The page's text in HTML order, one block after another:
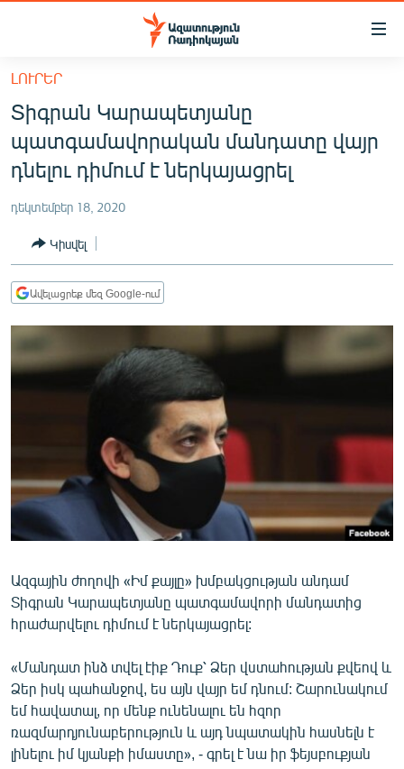
Մատչելիության
հիմնական
բովանդակությանը
հիմնական
մենյուին
ՀԱՅԱՍՏԱՆ
ՔԱՂԱՔԱԿԱՆ
ՀԱՍԱՐԱԿՈՒԹՅՈՒՆ
ՏՆՏԵՍՈՒԹՅՈՒՆ
ՂԱՐԱԲԱՂ
ՊԱՏԵՐԱԶՄԻ 6 ՇԱԲԱԹՆԵՐԸ
ՏԱՐԱԾԱՇՐՋԱՆ
ՍՊՈՐՏ
ՄԵԿՆԱԲԱՆՈՒԹՅՈՒՆ
ԿՈՐՈՆԱՎԻՐՈՒՍ
ԱՐԽԻՎ
ԲԱՆԱՎԵՃ
ՁԳՏԵԼՈՎ ԼԱՎԱԳՈՒՅՆԻՆ
ՓՈԴՔԱՍԹ
ԼՈՒՐԵՐ
Տիգրան Կարապետյանը
պատգամավորական մանդատը վայր
դնելու դիմում է ներկայացրել
դեկտեմբեր 18, 2020
Կիսվել
Ավելացրեք մեզ Google-ում
Ազգային ժողովի «Իմ քայլը» խմբակցության անդամ
Տիգրան Կարապետյանը պատգամավորի մանդատից
հրաժարվելու դիմում է ներկայացրել:
«Մանդատ ինձ տվել էիք Դուք՝ Ձեր վստահության քվեով և
Ձեր իսկ պահանջով, ես այն վայր եմ դնում: Շարունակում
եմ հավատալ, որ մենք ունենալու են հզոր
ռազմարդյունաբերություն և այդ նպատակին հասնելն է
լինելու իմ կյանքի իմաստը», - գրել է նա իր ֆեյսբուքյան